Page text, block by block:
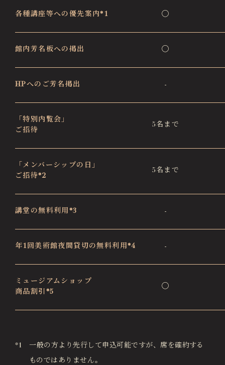
各種講座等への優先案内*1 ◯
館内芳名板への掲出 ◯
HPへのご芳名掲出 -
「特別内覧会」
ご招待
5名まで
「メンバーシップの日」
ご招待*2
5名まで
講堂の無料利用*3 -
年1回美術館夜間貸切の無料利用*4 -
ミュージアムショップ
商品割引*5
◯
*1 一般の方より先行して申込可能ですが、席を確約する
ものではありません。